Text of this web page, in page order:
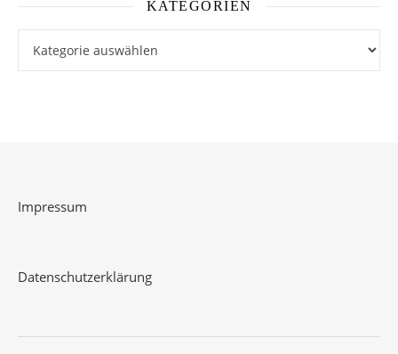
KATEGORIEN
Impressum
Datenschutzerklärung